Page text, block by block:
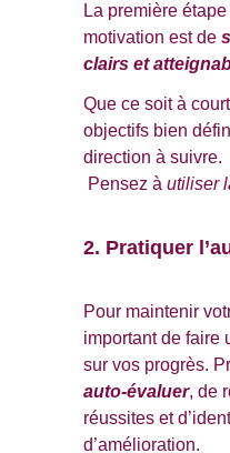
La première
motivation est de
clairs et
Que ce soit à
objectifs bien
direction à suivre.
Pensez à utiliser
2. Pratiquer
Pour maintenir
important de faire
sur vos progrès.
auto-évaluer, de
réussites et
d’amélioration.